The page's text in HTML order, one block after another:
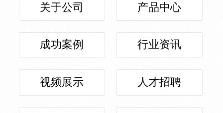
关于公司 产品中心
成功案例 行业资讯
视频展示 人才招聘